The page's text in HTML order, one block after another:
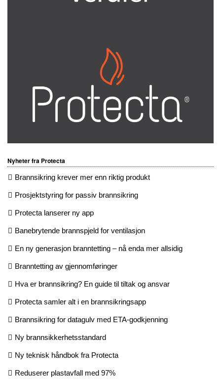
Nyheter fra Protecta
Brannsikring krever mer enn riktig produkt
Prosjektstyring for passiv brannsikring
Protecta lanserer ny app
Banebrytende brannspjeld for ventilasjon
En ny generasjon branntetting – nå enda mer allsidig
Branntetting av gjennomføringer
Hva er brannsikring? En guide til tiltak og ansvar
Protecta samler alt i en brannsikringsapp
Brannsikring for datagulv med ETA-godkjenning
Ny brannsikkerhetsstandard
Ny teknisk håndbok fra Protecta
Reduserer plastavfall med 97%